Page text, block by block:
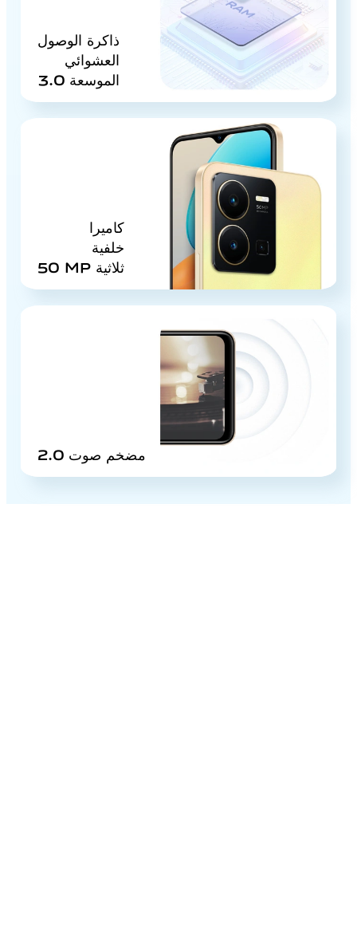
ذاكرة الوصول
العشوائي
الموسعة 3.0
كاميرا
خلفية
ثلاثية50 MP
مضخم صوت 2.0